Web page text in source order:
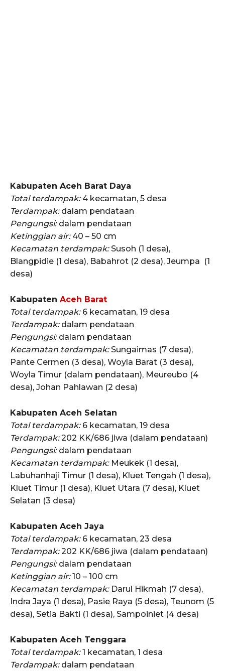
ACEHKINI.ID
Situs Berita Aceh Terkini
Kabupaten Aceh Barat Daya
Total terdampak: 4 kecamatan, 5 desa
Terdampak:dalam pendataan
Pengungsi:dalam pendataan
Ketinggian air:40 – 50 cm
Kecamatan terdampak:Susoh (1 desa),
Blangpidie (1 desa), Babahrot (2 desa), Jeumpa (1
desa)
Kabupaten Aceh Barat
Total terdampak:6 kecamatan, 19 desa
Terdampak:dalam pendataan
Pengungsi:dalam pendataan
Kecamatan terdampak:Sungaimas (7 desa),
Pante Cermen (3 desa), Woyla Barat (3 desa),
Woyla Timur (dalam pendataan), Meureubo (4
desa), Johan Pahlawan (2 desa)
Kabupaten Aceh Selatan
Total terdampak:6 kecamatan, 19 desa
Terdampak:202 KK/686 jiwa (dalam pendataan)
Pengungsi:dalam pendataan
Kecamatan terdampak:Meukek (1 desa),
Labuhanhaji Timur (1 desa), Kluet Tengah (1 desa),
Kluet Timur (1 desa), Kluet Utara (7 desa), Kluet
Selatan (3 desa)
Kabupaten Aceh Jaya
Total terdampak:6 kecamatan, 23 desa
Terdampak:202 KK/686 jiwa (dalam pendataan)
Pengungsi:dalam pendataan
Ketinggian air:10 – 100 cm
Kecamatan terdampak:Darul Hikmah (7 desa),
Indra Jaya (1 desa), Pasie Raya (5 desa), Teunom (5
desa), Setia Bakti (1 desa), Sampoiniet (4 desa)
Kabupaten Aceh Tenggara
Total terdampak:1 kecamatan, 1 desa
Terdampak:dalam pendataan